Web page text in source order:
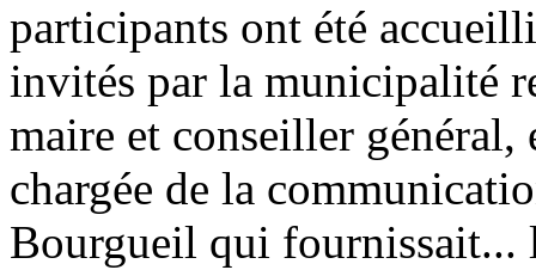
participants ont été
invités par la municipalité
maire et conseiller
chargée de la
Bourgueil qui fournissait...